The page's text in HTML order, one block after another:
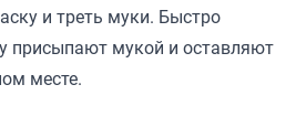
и треть муки. Быстро
присыпают мукой и оставляют
месте.